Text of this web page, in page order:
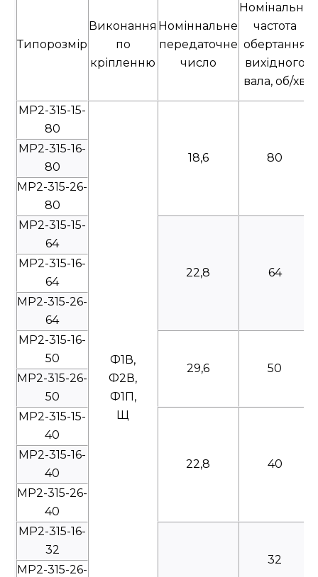
Типорозмір
Виконання
по
кріпленню
Номіннальне
передаточне
число
Номінальна
частота
обертання
вихідного
вала, об/хв
МР2-315-15-
80
Ф1В,
Ф2В,
Ф1П,
Щ
18,6 80
МР2-315-16-
80
МР2-315-26-
80
МР2-315-15-
64
22,8 64
МР2-315-16-
64
МР2-315-26-
64
МР2-315-16-
50
29,6 50
МР2-315-26-
50
МР2-315-15-
40
22,8 40
МР2-315-16-
40
МР2-315-26-
40
МР2-315-16-
32
32
МР2-315-26-